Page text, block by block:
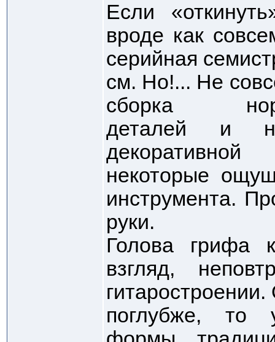
Если
вроде как
серийная
см. Но!... Не
сборка
деталей и
некоторые
инструмента.
руки.
Голова грифа
взгляд,
поглубже, то